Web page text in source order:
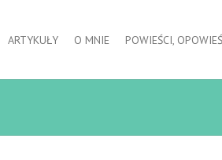
ARTYKUŁY O MNIE POWIEŚCI,